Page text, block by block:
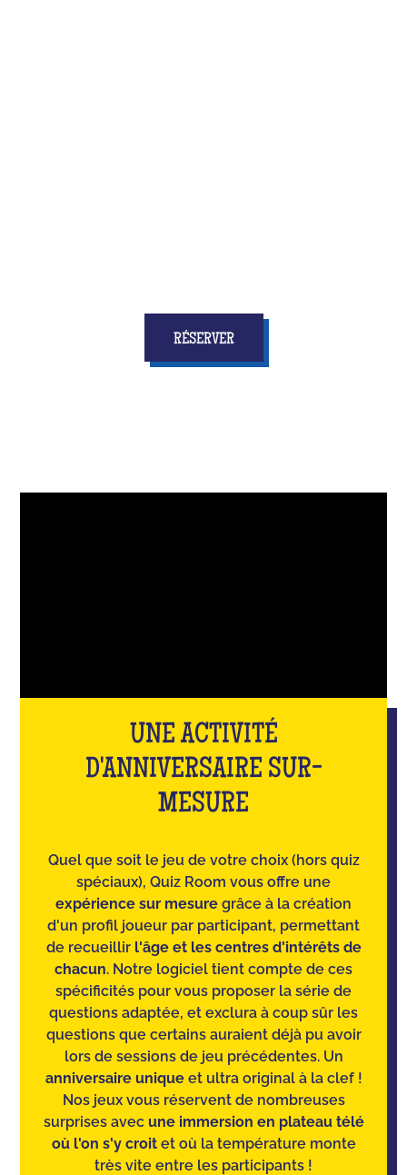
RÉSERVER
UNE ACTIVITÉ
D'ANNIVERSAIRE SUR-
MESURE
Quel que soit le jeu de votre choix (hors quiz
spéciaux), Quiz Room vous offre une
expérience sur mesure grâce à la création
d'un profil joueur par participant, permettant
de recueillir l'âge et les centres d'intérêts de
chacun. Notre logiciel tient compte de ces
spécificités pour vous proposer la série de
questions adaptée, et exclura à coup sûr les
questions que certains auraient déjà pu avoir
lors de sessions de jeu précédentes. Un
anniversaire uniqueet ultra original à la clef !
Nos jeux vous réservent de nombreuses
surprises avec une immersion en plateau télé
où l'on s'y croitet où la température monte
très vite entre les participants !